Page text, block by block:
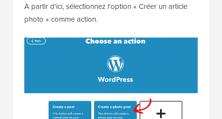
À partir d'ici, sélectionnez l'option « Créer un article
photo » comme action.